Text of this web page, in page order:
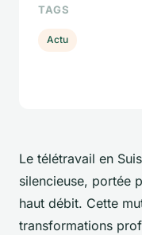
Le télétravail en
silencieuse, portée
haut débit. Cette
transformations
TAGS
Actu